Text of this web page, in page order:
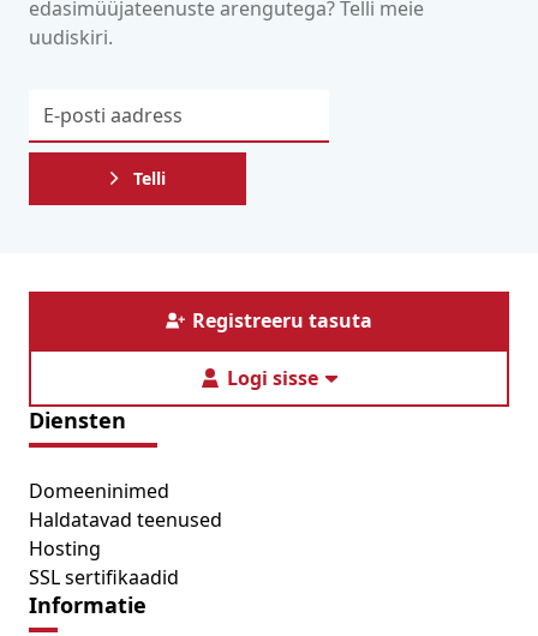
edasimüüjateenuste arengutega? Telli meie
uudiskiri.
Telli
Registreeru tasuta
Logi sisse
Diensten
Domeeninimed
Haldatavad teenused
Hosting
SSL sertifikaadid
Informatie